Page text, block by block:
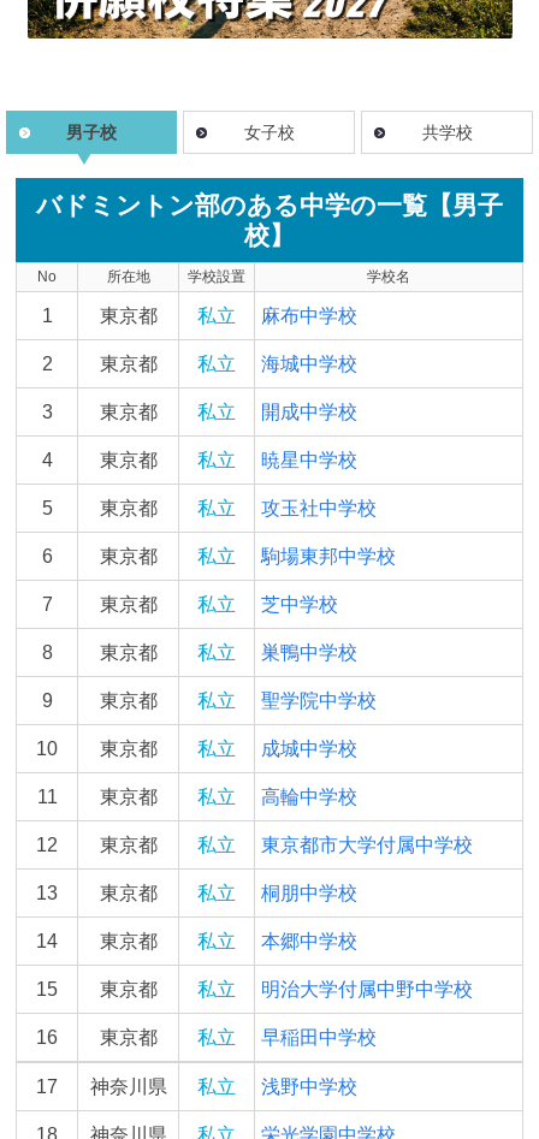
男子校 女子校 共学校
バドミントン部のある中学の一覧【男子
校】
No 所在地 学校設置 学校名
1 東京都 私立 麻布中学校
2 東京都 私立 海城中学校
3 東京都 私立 開成中学校
4 東京都 私立 暁星中学校
5 東京都 私立 攻玉社中学校
6 東京都 私立 駒場東邦中学校
7 東京都 私立 芝中学校
8 東京都 私立 巣鴨中学校
9 東京都 私立 聖学院中学校
10 東京都 私立 成城中学校
11 東京都 私立 高輪中学校
12 東京都 私立 東京都市大学付属中学校
13 東京都 私立 桐朋中学校
14 東京都 私立 本郷中学校
15 東京都 私立 明治大学付属中野中学校
16 東京都 私立 早稲田中学校
17 神奈川県 私立 浅野中学校